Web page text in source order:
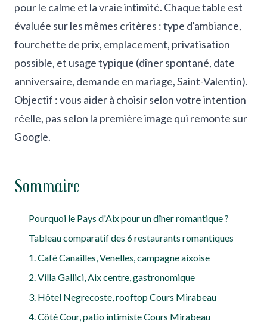
pour le calme et la vraie intimité. Chaque table est
évaluée sur les mêmes critères : type d'ambiance,
fourchette de prix, emplacement, privatisation
possible, et usage typique (dîner spontané, date
anniversaire, demande en mariage, Saint-Valentin).
Objectif : vous aider à choisir selon votre intention
réelle, pas selon la première image qui remonte sur
Google.
Sommaire
Pourquoi le Pays d'Aix pour un dîner romantique ?
Tableau comparatif des 6 restaurants romantiques
1. Café Canailles, Venelles, campagne aixoise
2. Villa Gallici, Aix centre, gastronomique
3. Hôtel Negrecoste, rooftop Cours Mirabeau
4. Côté Cour, patio intimiste Cours Mirabeau